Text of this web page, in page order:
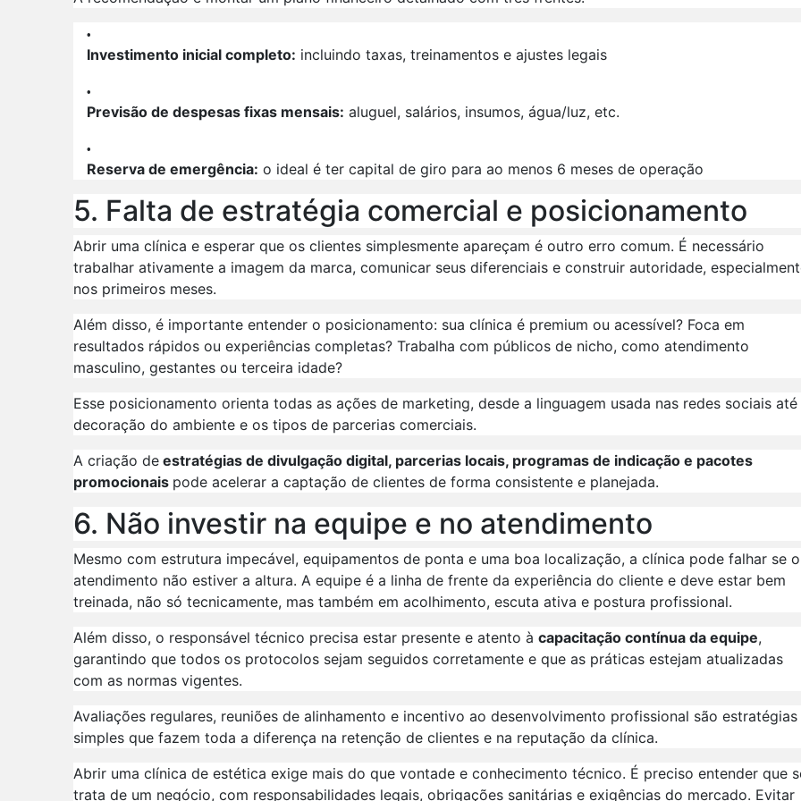
Investimento inicial completo: incluindo taxas, treinamentos e ajustes legais
Previsão de despesas fixas mensais: aluguel, salários, insumos, água/luz, etc.
Reserva de emergência: o ideal é ter capital de giro para ao menos 6 meses de operação
5. Falta de estratégia comercial e posicionamento
Abrir uma clínica e esperar que os clientes simplesmente apareçam é outro erro comum. É necessário
trabalhar ativamente a imagem da marca, comunicar seus diferenciais e construir autoridade,
nos primeiros meses.
Além disso, é importante entender o posicionamento: sua clínica é premium ou acessível? Foca em
resultados rápidos ou experiências completas? Trabalha com públicos de nicho, como atendimento
masculino, gestantes ou terceira idade?
Esse posicionamento orienta todas as ações de marketing, desde a linguagem usada nas redes sociais até
decoração do ambiente e os tipos de parcerias comerciais.
A criação de estratégias de divulgação digital, parcerias locais, programas de indicação e pacotes
promocionais pode acelerar a captação de clientes de forma consistente e planejada.
6. Não investir na equipe e no atendimento
Mesmo com estrutura impecável, equipamentos de ponta e uma boa localização, a clínica pode falhar se o
atendimento não estiver a altura. A equipe é a linha de frente da experiência do cliente e deve estar bem
treinada, não só tecnicamente, mas também em acolhimento, escuta ativa e postura profissional.
Além disso, o responsável técnico precisa estar presente e atento à capacitação contínua da equipe,
garantindo que todos os protocolos sejam seguidos corretamente e que as práticas estejam atualizadas
com as normas vigentes.
Avaliações regulares, reuniões de alinhamento e incentivo ao desenvolvimento profissional são estratégias
simples que fazem toda a diferença na retenção de clientes e na reputação da clínica.
Abrir uma clínica de estética exige mais do que vontade e conhecimento técnico. É preciso entender que
trata de um negócio, com responsabilidades legais, obrigações sanitárias e exigências do mercado. Evitar